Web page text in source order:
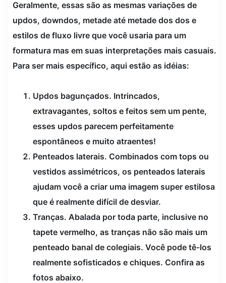
Geralmente, essas são as mesmas variações de
updos, downdos, metade até metade dos dos e
estilos de fluxo livre que você usaria para um
formatura mas em suas interpretações mais casuais.
Para ser mais específico, aqui estão as idéias:
Updos bagunçados. Intrincados,
extravagantes, soltos e feitos sem um pente,
esses updos parecem perfeitamente
espontâneos e muito atraentes!
Penteados laterais. Combinados com tops ou
vestidos assimétricos, os penteados laterais
ajudam você a criar uma imagem super estilosa
que é realmente difícil de desviar.
Tranças. Abalada por toda parte, inclusive no
tapete vermelho, as tranças não são mais um
penteado banal de colegiais. Você pode tê-los
realmente sofisticados e chiques. Confira as
fotos abaixo.